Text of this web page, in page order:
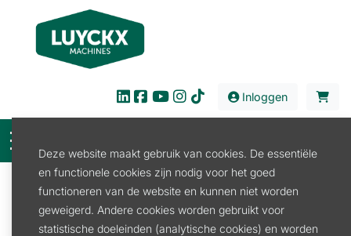
Inloggen
Filter
Verkoop
Houtkliever
Deze website maakt gebruik van cookies. De essentiële
en functionele cookies zijn nodig voor het goed
functioneren van de website en kunnen niet worden
geweigerd. Andere cookies worden gebruikt voor
statistische doeleinden (analytische cookies) en worden